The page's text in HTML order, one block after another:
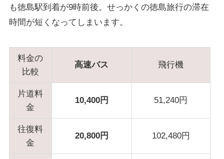
も徳島駅到着が9時前後。せっかくの徳島旅行の滞在
時間が短くなってしまいます。
料金の
比較
高速バス 飛行機
片道料
金
10,400円 51,240円
往復料
金
20,800円 102,480円